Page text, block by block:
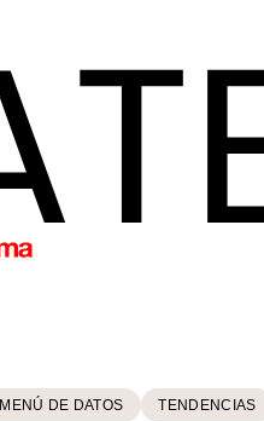
MENÚ DE DATOS TENDENCIAS